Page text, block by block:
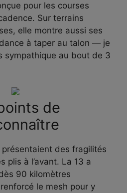
pour les courses
Sur terrains
elle montre aussi ses
à taper au talon — je
sympathique au bout de 3
de
des fragilités
plis à l’avant. La 13 a
90 kilomètres
le mesh pour y